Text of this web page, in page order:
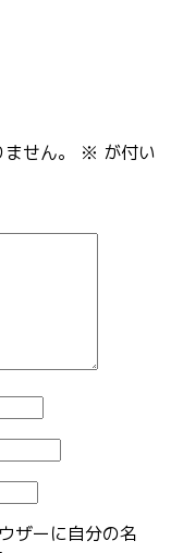
せん。 ※ が付い
ザーに自分の名